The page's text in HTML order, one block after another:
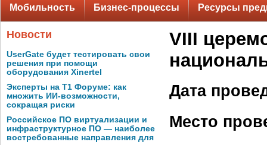
Мобильность Бизнес-процессы Ресурсы
Новости
UserGate будет тестировать свои
решения при помощи
оборудования Xinertel
Эксперты на Т1 Форуме: как
множить ИИ-возможности,
сокращая риски
Российское ПО виртуализации и
инфраструктурное ПО — наиболее
востребованные направления для
VIII
Дата
Место